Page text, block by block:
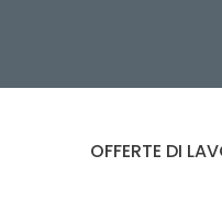
OFFERTE DI